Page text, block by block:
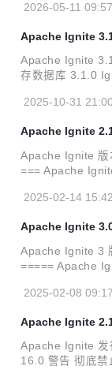
的改进，下面将
下方式配置单个
onfiguration#setStoragePath
备，就无法全部
作。现在可以为
2026-05-11
Apache Ignite
Apache Ignite
存数据库 3.1.0
修复了数据流处
复制已被废弃，
容性测试。 修复
mem 和
示例代码。 大量
元组的数据流处
2025-10-31
Apache Ignite
Apache Ignite 版
=== Apache
onfiguration进行
被删除； Ignite
ntext中的已废弃
中已废弃的共享
2025-02-14
Apache Ignite
Apache Ignite 3
===== Apache
代码已经完全重
che Calcite的
OCON的动态配
务协议； 基于
2025-02-08
Apache Ignite
化，JDK21支持
Apache Ignite 发
16.0 警告 彻底禁